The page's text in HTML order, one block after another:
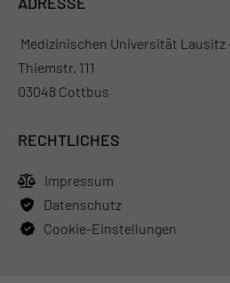
Medizinischen Universität Lausitz
Thiemstr. 111
03048 Cottbus
RECHTLICHES
Impressum
Datenschutz
Cookie-Einstellungen